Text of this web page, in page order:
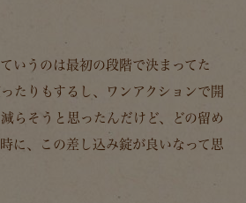
いうのは最初の段階で決まってた
たりもするし、ワンアクションで開
らそうと思ったんだけど、どの留め
に、この差し込み錠が良いなって思